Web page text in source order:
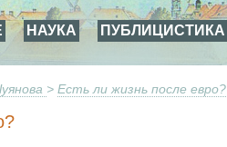
НАУКА ПУБЛИЦИСТИКА
> Есть ли жизнь после евро?